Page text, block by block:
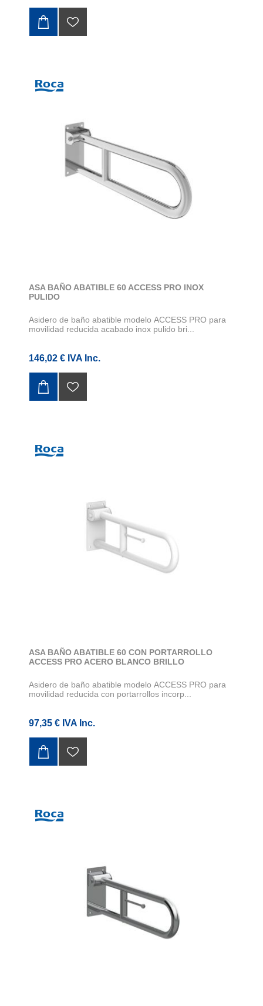
ASA BAÑO ABATIBLE 60 ACCESS PRO INOX
PULIDO
Asidero de baño abatible modelo ACCESS PRO para
movilidad reducida acabado inox pulido bri...
146,02 € IVA Inc.
ASA BAÑO ABATIBLE 60 CON PORTARROLLO
ACCESS PRO ACERO BLANCO BRILLO
Asidero de baño abatible modelo ACCESS PRO para
movilidad reducida con portarrollos incorp...
97,35 € IVA Inc.